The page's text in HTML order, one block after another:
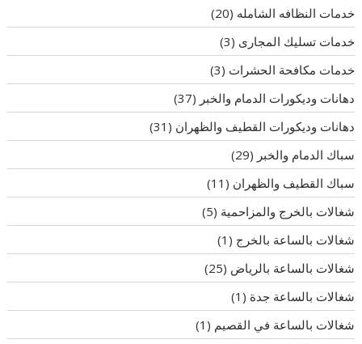
خدمات النظافه الشامله (20)
خدمات تسليك المجارى (3)
خدمات مكافحة الحشرات (3)
دهانات وديكورات الدمام والخبر (37)
دهانات وديكورات القطيف والظهران (31)
سباك الدمام والخبر (29)
سباك القطيف والظهران (11)
شغالات بالخرج والمزاحمية (5)
شغالات بالساعة بالخرج (1)
شغالات بالساعة بالرياض (25)
شغالات بالساعة جدة (1)
شغالات بالساعة في القصيم (1)